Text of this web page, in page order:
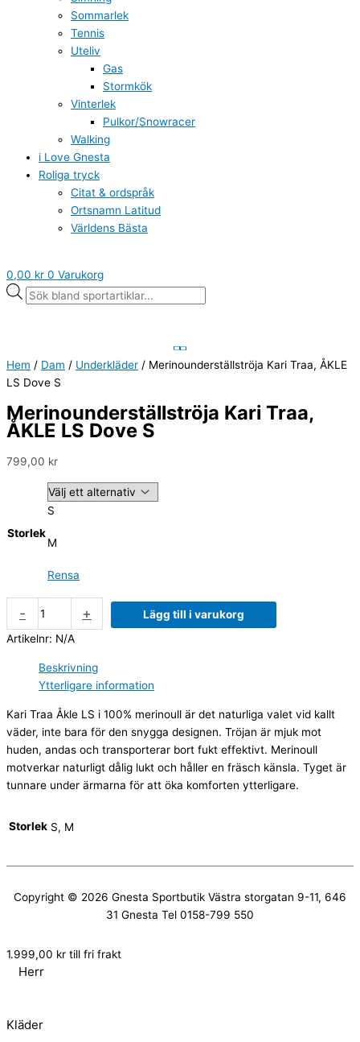
Sommarlek
Tennis
Uteliv
Gas
Stormkök
Vinterlek
Pulkor/Snowracer
Walking
i Love Gnesta
Roliga tryck
Citat & ordspråk
Ortsnamn Latitud
Världens Bästa
0,00 kr 0 Varukorg
Hem / Dam / Underkläder / Merinounderställströja Kari Traa, ÅKLE
LS Dove S
Merinounderställströja Kari Traa,
ÅKLE LS Dove S
799,00 kr
Storlek
S
M
Rensa
- +
Lägg till i varukorg
Artikelnr: N/A
Beskrivning
Ytterligare information
Kari Traa Åkle LS i 100% merinoull är det naturliga valet vid kallt
väder, inte bara för den snygga designen. Tröjan är mjuk mot
huden, andas och transporterar bort fukt effektivt. Merinoull
motverkar naturligt dålig lukt och håller en fräsch känsla. Tyget är
tunnare under ärmarna för att öka komforten ytterligare.
Storlek S, M
Copyright © 2026 Gnesta Sportbutik Västra storgatan 9-11, 646
31 Gnesta Tel 0158-799 550
1.999,00 kr till fri frakt
Herr
Kläder